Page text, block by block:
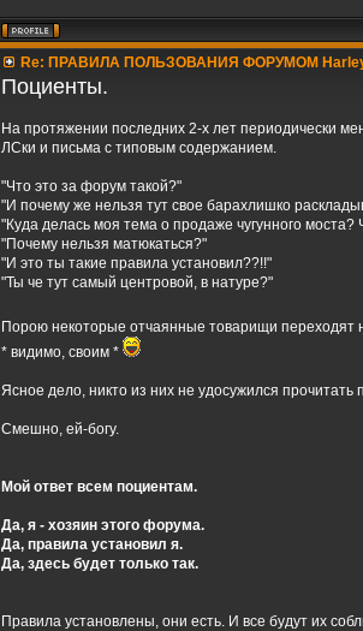
Re: ПРАВИЛА ПОЛЬЗОВАНИЯ ФОРУМОМ
Поциенты.
На протяжении последних 2-х лет периодически
ЛСки и письма с типовым содержанием.
"Что это за форум такой?"
"И почему же нельзя тут свое барахлишко
"Куда делась моя тема о продаже чугунного моста?
"Почему нельзя матюкаться?"
"И это ты такие правила установил??!!"
"Ты че тут самый центровой, в натуре?"
Порою некоторые отчаянные товарищи переходят
* видимо, своим *
Ясное дело, никто из них не удосужился прочитать
Смешно, ей-богу.
Мой ответ всем поциентам.
Да, я - хозяин этого форума.
Да, правила установил я.
Да, здесь будет только так.
Правила установлены, они есть. И все будут их